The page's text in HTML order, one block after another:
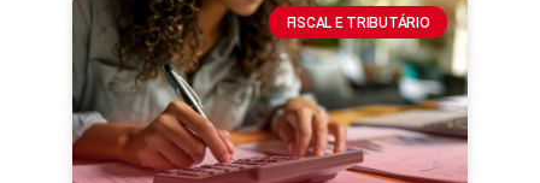
FISCAL E TRIBUTÁRIO